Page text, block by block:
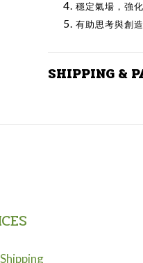
穩定氣場，強
有助思考與創
SHIPPING &